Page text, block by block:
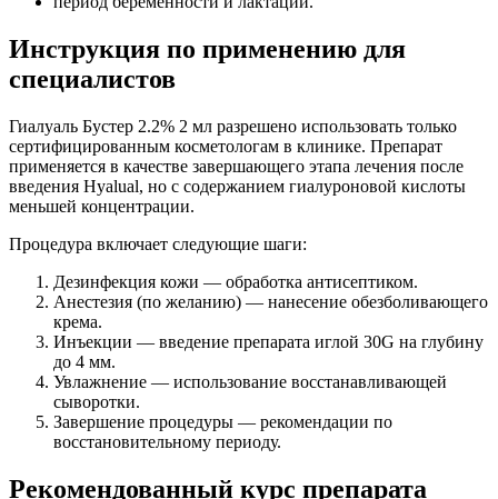
Инструкция по применению для
специалистов
Гиалуаль Бустер 2.2% 2 мл разрешено использовать только
сертифицированным косметологам в клинике. Препарат
применяется в качестве завершающего этапа лечения после
введения Hyalual, но с содержанием гиалуроновой кислоты
меньшей концентрации.
Процедура включает следующие шаги:
Дезинфекция кожи — обработка антисептиком.
Анестезия (по желанию) — нанесение обезболивающего
крема.
Инъекции — введение препарата иглой 30G на глубину
до 4 мм.
Увлажнение — использование восстанавливающей
сыворотки.
Завершение процедуры — рекомендации по
восстановительному периоду.
Рекомендованный курс препарата